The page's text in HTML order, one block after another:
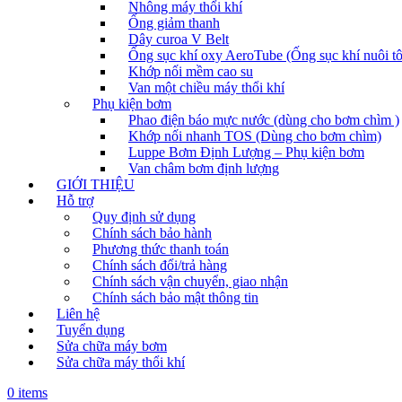
Nhông máy thổi khí
Ống giảm thanh
Dây curoa V Belt
Ống sục khí oxy AeroTube (Ống sục khí nuôi
Khớp nối mềm cao su
Van một chiều máy thổi khí
Phụ kiện bơm
Phao điện báo mực nước (dùng cho bơm chìm )
Khớp nối nhanh TOS (Dùng cho bơm chìm)
Luppe Bơm Định Lượng – Phụ kiện bơm
Van châm bơm định lượng
GIỚI THIỆU
Hỗ trợ
Quy định sử dụng
Chính sách bảo hành
Phương thức thanh toán
Chính sách đổi/trả hàng
Chính sách vận chuyển, giao nhận
Chính sách bảo mật thông tin
Liên hệ
Tuyển dụng
Sửa chữa máy bơm
Sửa chữa máy thổi khí
0 items